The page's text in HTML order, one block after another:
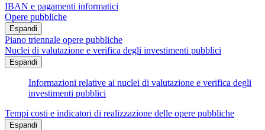
IBAN e pagamenti informatici
Opere pubbliche
Espandi
Piano triennale opere pubbliche
Nuclei di valutazione e verifica degli investimenti pubblici
Espandi
Informazioni relative ai nuclei di valutazione e verifica degli
investimenti pubblici
Tempi costi e indicatori di realizzazione delle opere pubbliche
Espandi